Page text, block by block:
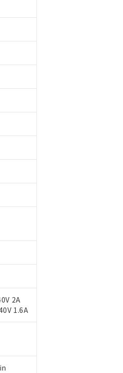
2A
1.6A
準価格(税抜)を提供させていただ
もあることをご了承ください。
内データに基づき作成されるも
場合があることをご了承くださ
当のオムロン制御機器販売店・
能な商品です。
予定のある商品です。
品を出す予定はありません。
場合などやむを得ず変更すること
ェニルエーテル類(PBDE) 1000ppm以下、
ル（BBP） 1000ppm以下、フタル酸ジブチ
す。
ます。
します。
ジフェニルエーテル類) : 1000ppm、
商品（以下｢規制貨物等」とい
(または役務取引許可)を取得する
されないよう必要な手段を講じ
の他武器並びにこれらの製造装